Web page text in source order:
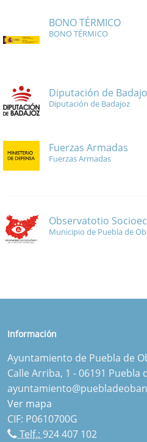
BONO TÉRMICO
BONO TÉRMICO
Diputación de
Diputación de Badajoz
Fuerzas Armadas
Fuerzas Armadas
Observatotio
Municipio de Puebla de
Información
Ayuntamiento de Puebla de
Calle Arriba, 1 - 06191 Puebla
Ver mapa
CIF: P0610700G
Telf.:924 407 102